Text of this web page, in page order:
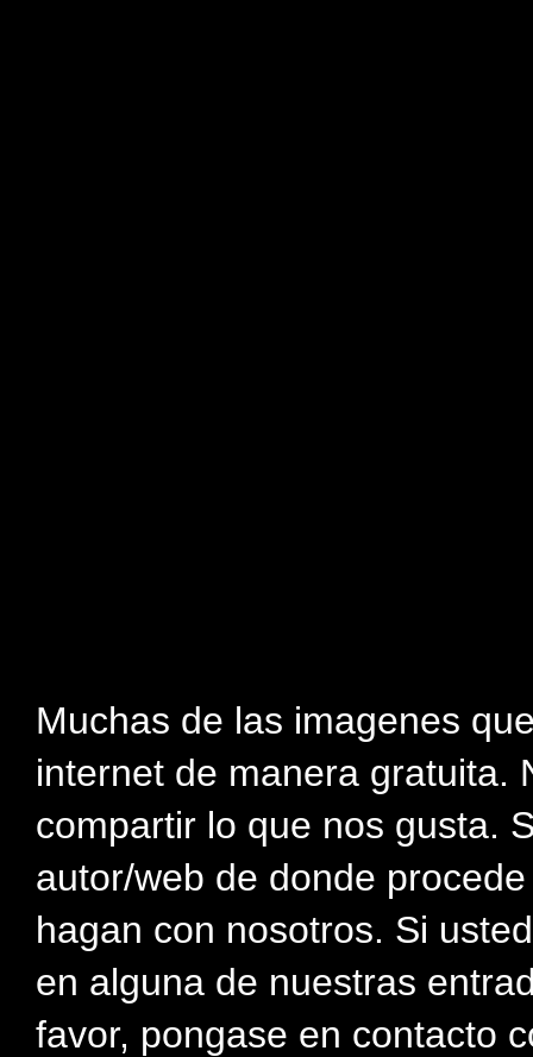
Muchas de las imagenes
internet de manera gratuita.
compartir lo que nos gusta.
autor/web de donde
hagan con nosotros. Si
en alguna de nuestras
favor, pongase en contacto